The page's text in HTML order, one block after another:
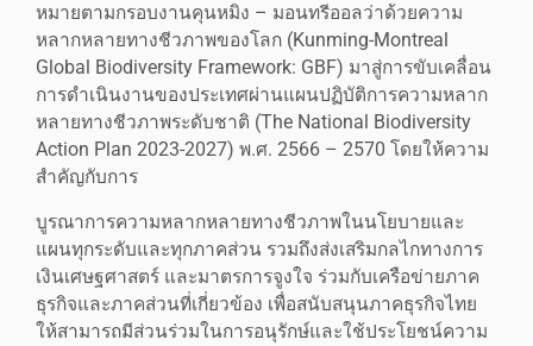
หมายตามกรอบงานคุนหมิง – มอนทรีออลว่าด้วยความ
หลากหลายทางชีวภาพของโลก (Kunming-Montreal
Global Biodiversity Framework: GBF) มาสู่การขับเคลื่อน
การดำเนินงานของประเทศผ่านแผนปฏิบัติการความหลาก
หลายทางชีวภาพระดับชาติ (The National Biodiversity
Action Plan 2023-2027) พ.ศ. 2566 – 2570 โดยให้ความ
สำคัญกับการ
บูรณาการความหลากหลายทางชีวภาพในนโยบายและ
แผนทุกระดับและทุกภาคส่วน รวมถึงส่งเสริมกลไกทางการ
เงินเศษฐศาสตร์ และมาตรการจูงใจ ร่วมกับเครือข่ายภาค
ธุรกิจและภาคส่วนที่เกี่ยวข้อง เพื่อสนับสนุนภาคธุรกิจไทย
ให้สามารถมีส่วนร่วมในการอนุรักษ์และใช้ประโยชน์ความ